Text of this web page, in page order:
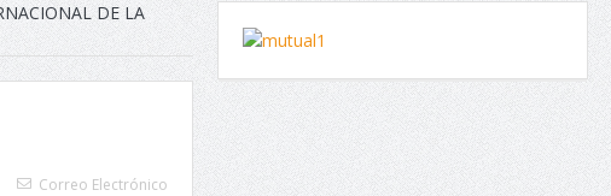
DE LA
Correo Electrónico